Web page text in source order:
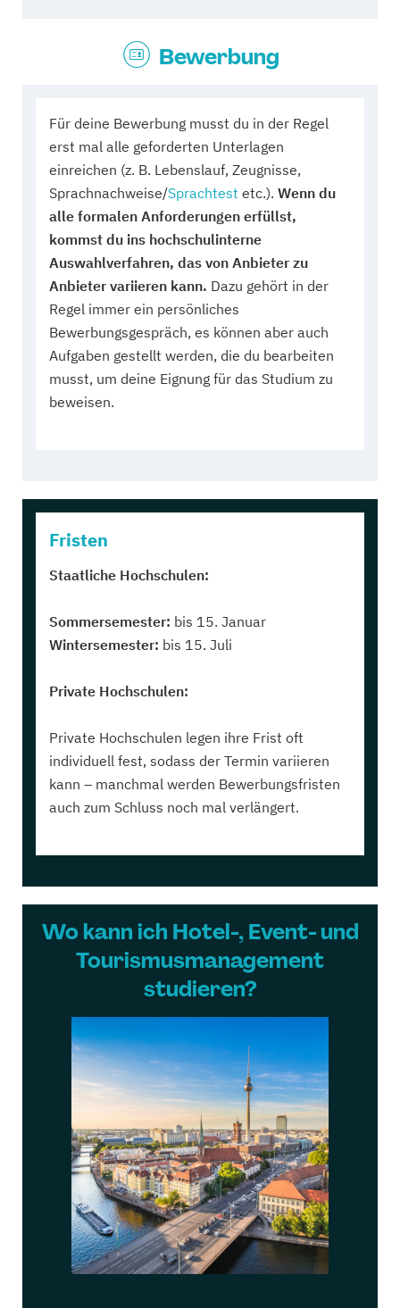
Bewerbung
Für deine Bewerbung musst du in der Regel
erst mal alle geforderten Unterlagen
einreichen (z. B. Lebenslauf, Zeugnisse,
Sprachnachweise/Sprachtest etc.). Wenn du
alle formalen Anforderungen erfüllst,
kommst du ins hochschulinterne
Auswahlverfahren, das von Anbieter zu
Anbieter variieren kann. Dazu gehört in der
Regel immer ein persönliches
Bewerbungsgespräch, es können aber auch
Aufgaben gestellt werden, die du bearbeiten
musst, um deine Eignung für das Studium zu
beweisen.
Fristen
Staatliche Hochschulen:
Sommersemester: bis 15. Januar
Wintersemester: bis 15. Juli
Private Hochschulen:
Private Hochschulen legen ihre Frist oft
individuell fest, sodass der Termin variieren
kann – manchmal werden Bewerbungsfristen
auch zum Schluss noch mal verlängert.
Wo kann ich Hotel-, Event- und
Tourismusmanagement
studieren?